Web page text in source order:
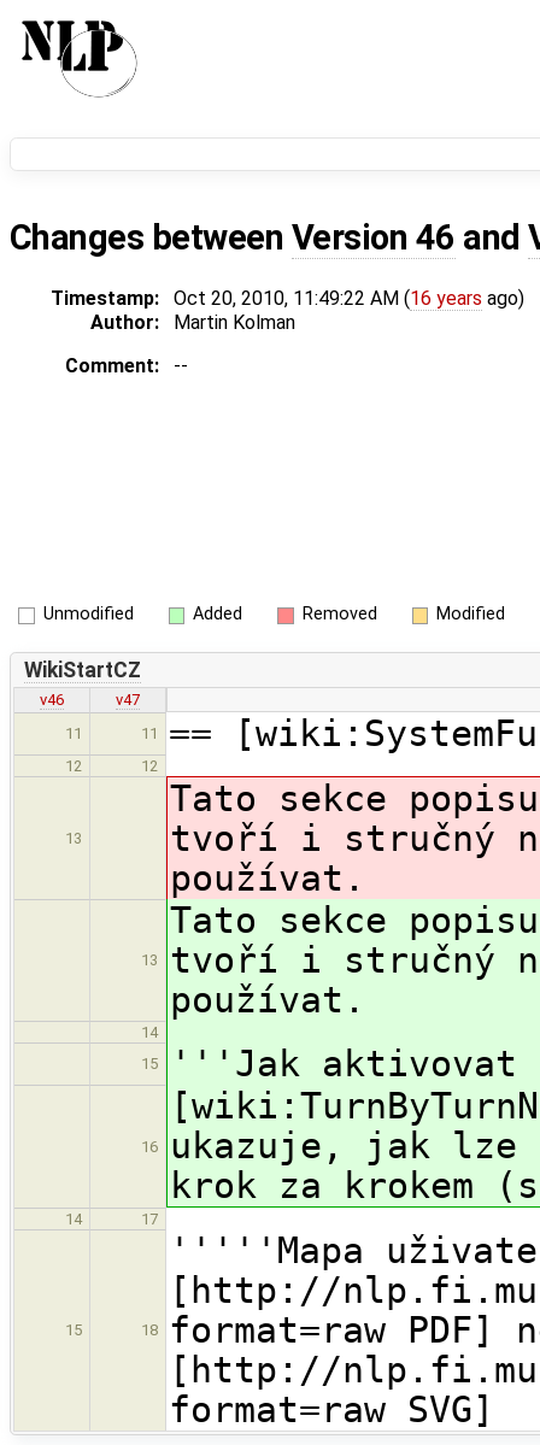
Changes between Version 46 and
Timestamp: Oct 20, 2010, 11:49:22 AM (16 years ago)
Author:
Martin Kolman
Comment:
--
Unmodified Added Removed Modified
WikiStartCZ
v46
v47
11
11 ==
12 12
13
Tato sekce
tvoří i stručný
používat.
13
Tato sekce
tvoří i stručný
používat.
14
15
'''Jak aktivovat
16
ukazuje, jak lze
krok za krokem
14 17
15 18
'''''Mapa
[http://
format=raw PDF]
[http://
format=raw SVG]